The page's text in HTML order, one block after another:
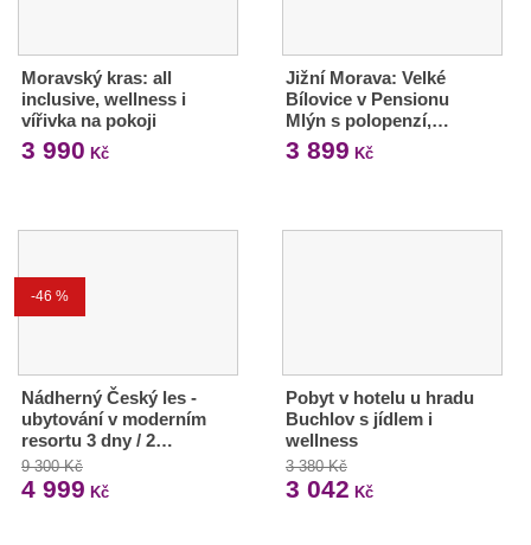
Moravský kras: all
inclusive, wellness i
vířivka na pokoji
3 990 Kč
Jižní Morava: Velké
Bílovice v Pensionu
Mlýn s polopenzí,…
3 899 Kč
-46 %
Nádherný Český les -
ubytování v moderním
resortu 3 dny / 2…
9 300 Kč
4 999 Kč
Pobyt v hotelu u hradu
Buchlov s jídlem i
wellness
3 380 Kč
3 042 Kč